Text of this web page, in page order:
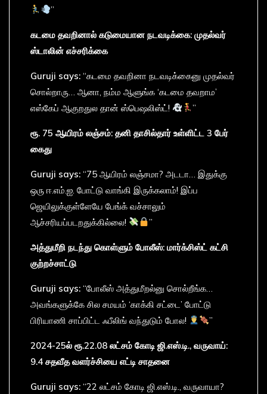
”
கடமை தவறினால் கடுமையான நடவடிக்கை: முதல்வர்
ஸ்டாலின் எச்சரிக்கை
Guruji says: “கடமை தவறினா நடவடிக்கைனு முதல்வர்
சொல்றாரு… ஆனா, நம்ம ஆளுங்க ‘கடமை தவறாம’
எஸ்கேப் ஆகுறதுல தான் ஸ்பெஷலிஸ்ட்!
”
ரூ. 75 ஆயிரம் லஞ்சம்: தனி தாசில்தார் உள்ளிட்ட 3 பேர்
கைது
Guruji says: “75 ஆயிரம் லஞ்சமா? அடடா… இதுக்கு
ஒரு ஈ.எம்.ஐ. போட்டு வாங்கி இருக்கலாம்! இப்ப
ஜெயிலுக்குள்ளேயே பேங்க் வச்சாலும்
ஆச்சரியப்படறதுக்கில்லை!
”
அத்துமீறி நடந்து கொள்ளும் போலீஸ்: மார்க்சிஸ்ட் கட்சி
குற்றச்சாட்டு
Guruji says: “போலீஸ் அத்துமீறல்னு சொல்றீங்க…
அவங்களுக்கே சில சமயம் ‘காக்கி சட்டை’ போட்டு
பிரியாணி சாப்பிட்ட ஃபீலிங் வந்துடும் போல!
”
2024-25ல் ரூ.22.08 லட்சம் கோடி ஜி.எஸ்.டி., வருவாய்:
9.4 சதவீதவளர்ச்சியை எட்டி சாதனை
Guruji says: “22 லட்சம் கோடி ஜி.எஸ்.டி., வருவாயா?